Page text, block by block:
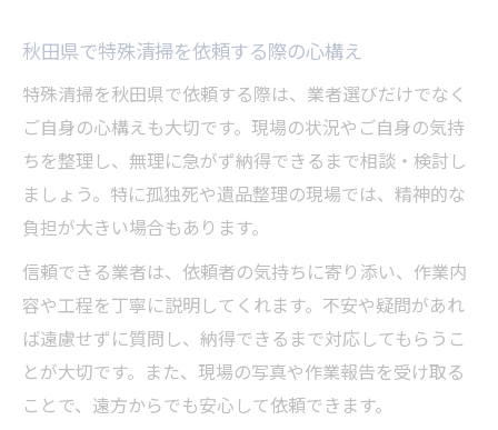
秋田県で特殊清掃を依頼する際の心構え
特殊清掃を秋田県で依頼する際は、業者選びだけでなく
ご自身の心構えも大切です。現場の状況やご自身の気持
ちを整理し、無理に急がず納得できるまで相談・検討し
ましょう。特に孤独死や遺品整理の現場では、精神的な
負担が大きい場合もあります。
信頼できる業者は、依頼者の気持ちに寄り添い、作業内
容や工程を丁寧に説明してくれます。不安や疑問があれ
ば遠慮せずに質問し、納得できるまで対応してもらうこ
とが大切です。また、現場の写真や作業報告を受け取る
ことで、遠方からでも安心して依頼できます。